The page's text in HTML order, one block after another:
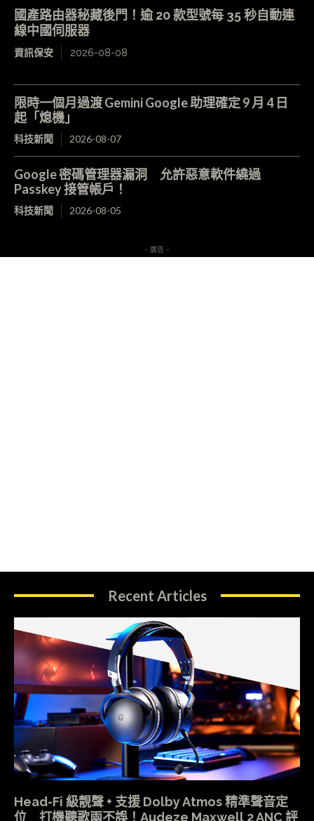
國產路由器秘藏後門！逾 20 款型號每 35 秒自動連
線中國伺服器
資訊保安 2026-08-08
限時一個月過渡 Gemini Google 助理確定 9 月 4 日
起「熄機」
科技新聞 2026-08-07
Google 密碼管理器漏洞 允許惡意軟件繞過
Passkey 接管帳戶！
科技新聞 2026-08-05
- 廣告 -
Recent Articles
Head-Fi 級靚聲 + 支援 Dolby Atmos 精準聲音定
位 打機聽歌兩不誤！Audeze Maxwell 2 ANC 評